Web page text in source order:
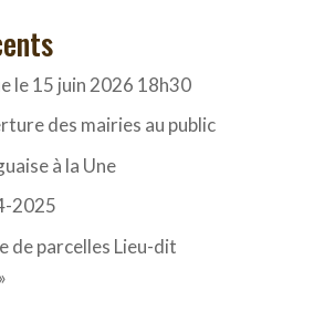
le 15 juin 2026 18h30
des mairies au public
à la Une
2025
de parcelles Lieu-dit